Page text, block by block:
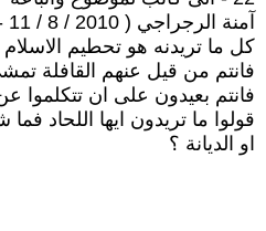
آمنة الرجراجي ( 2010 / 8 / 11 - 12:19 )
كل ما تريدنه هو تحطيم الاسلام
فانتم من قيل عنهم القافلة
فانتم بعيدون على ان تتكلموا
قولوا ما تريدون ايها اللحاد
او الديانة ؟